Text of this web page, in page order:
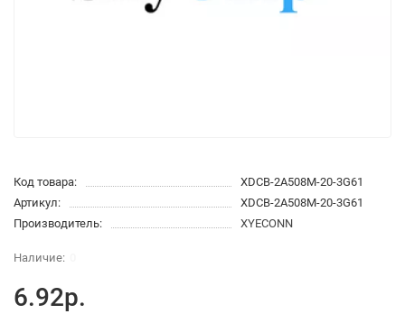
Код товара:
XDCB-2A508M-20-3G61
Артикул:
XDCB-2A508M-20-3G61
Производитель:
XYECONN
6.92р.